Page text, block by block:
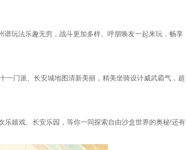
玩法乐趣无穷，战斗更加多样。呼朋唤友一起来玩，畅享
门派、长安城地图清新美丽，精美坐骑设计威武霸气，超
嬉戏。长安乐园，等你一同探索自由沙盒世界的奥秘!还有